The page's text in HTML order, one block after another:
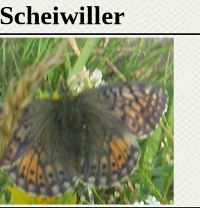
Scheiwiller